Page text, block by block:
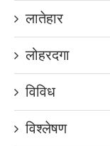
लातेहार
लोहरदगा
विविध
विश्लेषण